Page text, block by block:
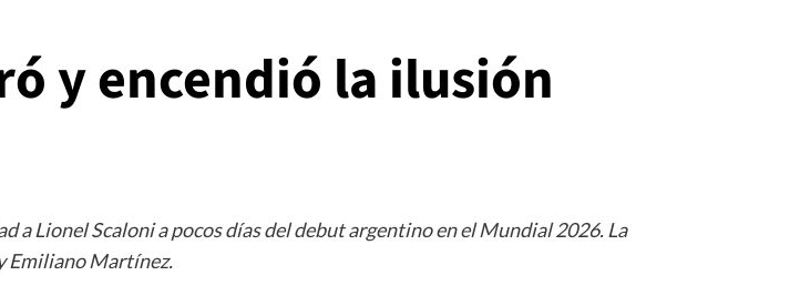
y encendió la ilusión
Lionel Scaloni a pocos días del debut argentino en el Mundial 2026. La
Emiliano Martínez.